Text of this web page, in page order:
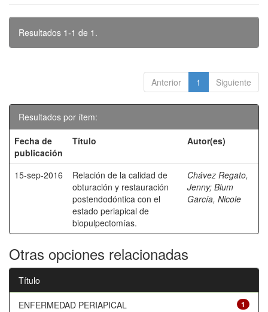
Resultados 1-1 de 1.
Anterior 1 Siguiente
Resultados por ítem:
Fecha de
publicación
Título Autor(es)
15-sep-2016
Relación de la calidad de
obturación y restauración
postendodóntica con el
estado periapical de
biopulpectomías.
Chávez Regato,
Jenny; Blum
García, Nicole
Otras opciones relacionadas
Título
1
ENFERMEDAD PERIAPICAL